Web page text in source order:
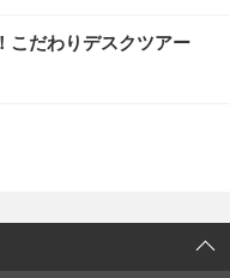
こだわりデスクツアー